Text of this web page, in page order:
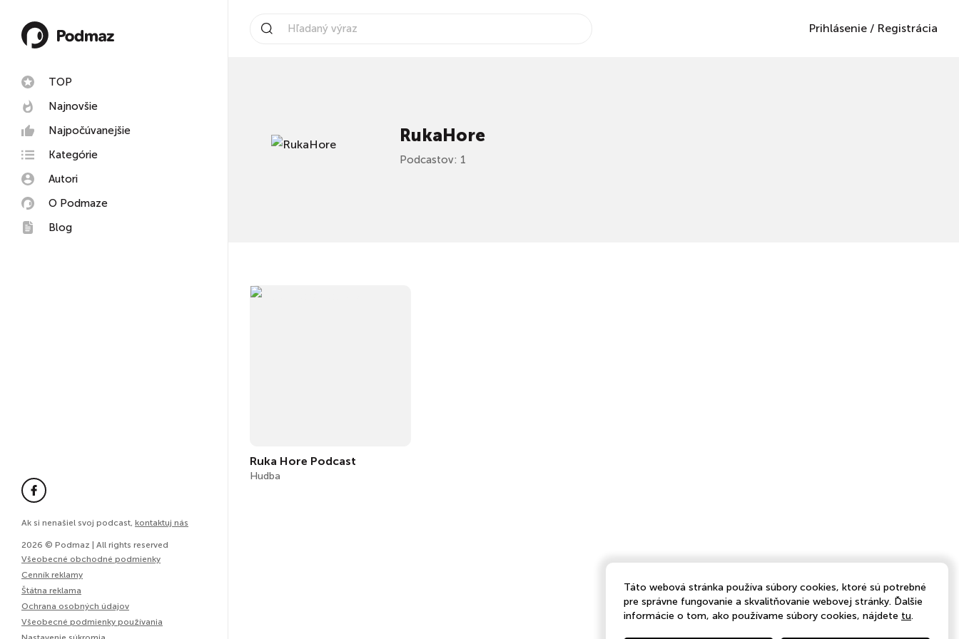
TOP
Najnovšie
Najpočúvanejšie
Kategórie
Autori
O Podmaze
Blog
Ak si nenašiel svoj podcast, kontaktuj nás
2026 © Podmaz | All rights reserved
Všeobecné obchodné podmienky
Cenník reklamy
Štátna reklama
Ochrana osobných údajov
Všeobecné podmienky používania
Prihlásenie / Registrácia
RukaHore
Podcastov: 1
Ruka Hore Podcast
Hudba
Táto webová stránka používa súbory cookies, ktoré sú potrebné
pre správne fungovanie a skvalitňovanie webovej stránky. Ďalšie
informácie o tom, ako používame súbory cookies, nájdete tu.